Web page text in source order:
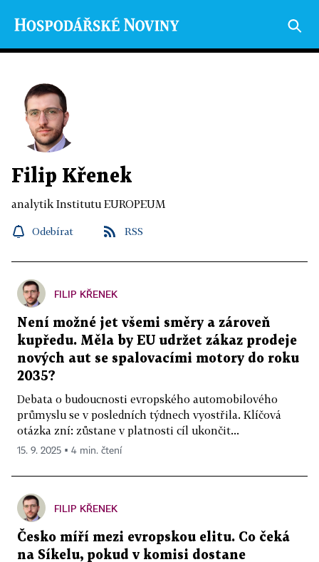
Filip Křenek
analytik Institutu EUROPEUM
Odebírat RSS
FILIP KŘENEK
Není možné jet všemi směry a zároveň
kupředu. Měla by EU udržet zákaz prodeje
nových aut se spalovacími motory do roku
2035?
Debata o budoucnosti evropského automobilového
průmyslu se v posledních týdnech vyostřila. Klíčová
otázka zní: zůstane v platnosti cíl ukončit...
15. 9. 2025 ▪ 4 min. čtení
FILIP KŘENEK
Česko míří mezi evropskou elitu. Co čeká
na Síkelu, pokud v komisi dostane